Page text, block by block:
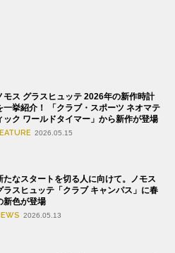
モス グラスヒュッテ 2026年の新作時計
一挙紹介！ 「クラブ・スポーツ ネオマテ
ック ワールドタイマー」から新作が登場
2026.05.15
たなスタートを切る人に向けて。ノモス
ラスヒュッテ「クラブ キャンパス」に春
新色が登場
2026.05.13